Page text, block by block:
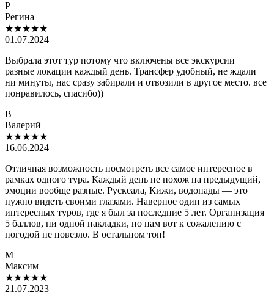
Р
Регина
★★★★★
01.07.2024
Выбрала этот тур потому что включены все экскурсии +
разные локации каждый день. Трансфер удобный, не ждали
ни минуты, нас сразу забирали и отвозили в другое место. все
понравилось, спасибо))
В
Валерий
★★★★★
16.06.2024
Отличная возможность посмотреть все самое интересное в
рамках одного тура. Каждый день не похож на предыдущий,
эмоции вообще разные. Рускеала, Кижи, водопады — это
нужно видеть своими глазами. Наверное один из самых
интересных туров, где я был за последние 5 лет. Организация
5 баллов, ни одной накладки, но нам вот к сожалению с
погодой не повезло. В остальном топ!
М
Максим
★★★★★
21.07.2023